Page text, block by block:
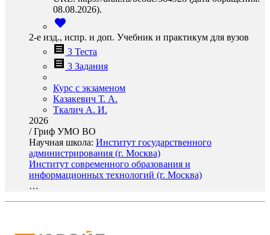
08.08.2026).
2-е изд., испр. и доп. Учебник и практикум для вузов
3 Теста
3 Задания
Курс с экзаменом
Казакевич Т. А.
Ткалич А. И.
2026
/Гриф УМО ВО
Научная школа: Институт государственного
администрирования (г. Москва)
Институт современного образования и
информационных технологий (г. Москва)
…